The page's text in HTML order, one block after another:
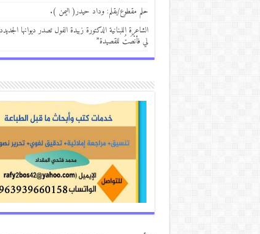
حلم مقطوع/بقلم: وداد حيدر( اليمن ).
الشاعرة اللبنانية الدكتورة زبيدة الفول تصدر ديوانها
لي فأنْصَتُ للقصيدة”